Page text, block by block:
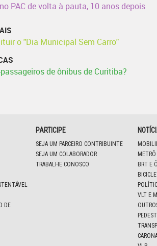
PAC de volta à pauta, 10 anos depois
o "Dia Municipal Sem Carro"
de ônibus de Curitiba?
DE
PARTICIPE
SEJA UM PARCEIRO CONTRIBUINTE
SEJA UM COLABORADOR
TRABALHE CONOSCO
BRT E
VLT E